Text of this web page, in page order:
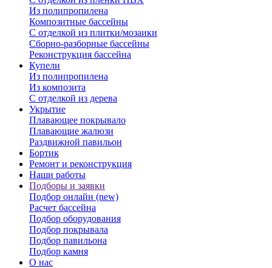
Из полипропилена
Композитные бассейны
С отделкой из плитки/мозаики
Сборно-разборные бассейны
Реконструкция бассейна
Купели
Из полипропилена
Из композита
С отделкой из дерева
Укрытие
Плавающее покрывало
Плавающие жалюзи
Раздвижной павильон
Бортик
Ремонт и реконструкция
Наши работы
Подборы и заявки
Подбор онлайн (new)
Расчет бассейна
Подбор оборудования
Подбор покрывала
Подбор павильона
Подбор камня
О нас